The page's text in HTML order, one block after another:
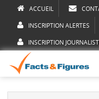
ACCUEIL
INSCRIPTION ALERTES
INSCRIPTION